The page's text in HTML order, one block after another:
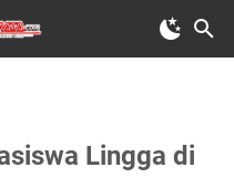
Lingga di